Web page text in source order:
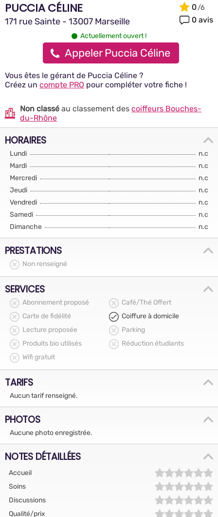
PUCCIA CÉLINE
171 rue Sainte - 13007 Marseille
0
0 avis
Actuellement ouvert !
Appeler Puccia Céline
Vous êtes le gérant de Puccia Céline ?
Créez un compte PRO pour compléter votre fiche !
Non classé au classement descoiffeurs Bouches-
du-Rhône
HORAIRES
Lundi
n.c
Mardi
n.c
Mercredi
n.c
Jeudi
n.c
Vendredi
n.c
Samedi
n.c
Dimanche
n.c
PRESTATIONS
Non renseigné
SERVICES
Abonnement proposé
Café/Thé Offert
Carte de fidélité
Coiffure à domicile
Lecture proposée
Parking
Produits bio utilisés
Réduction étudiants
Wifi gratuit
TARIFS
Aucun tarif renseigné.
PHOTOS
Aucune photo enregistrée.
NOTES DÉTAILLÉES
Accueil
Soins
Discussions
Qualité/prix